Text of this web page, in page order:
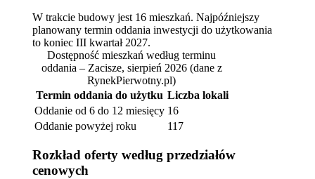
W trakcie budowy jest 16 mieszkań. Najpóźniejszy
planowany termin oddania inwestycji do użytkowania
to koniec III kwartał 2027.
Dostępność mieszkań według terminu
oddania – Zacisze, sierpień 2026 (dane z
RynekPierwotny.pl)
Termin oddania do użytku Liczba lokali
Oddanie od 6 do 12 miesięcy 16
Oddanie powyżej roku
117
Rozkład oferty według przedziałów
cenowych